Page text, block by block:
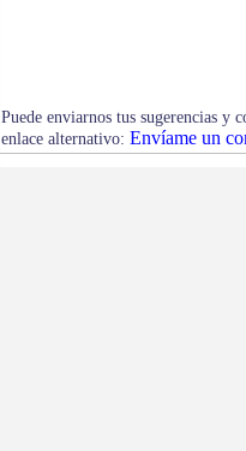
Puede enviarnos tus sugerencias
enlace alternativo: Envíame un